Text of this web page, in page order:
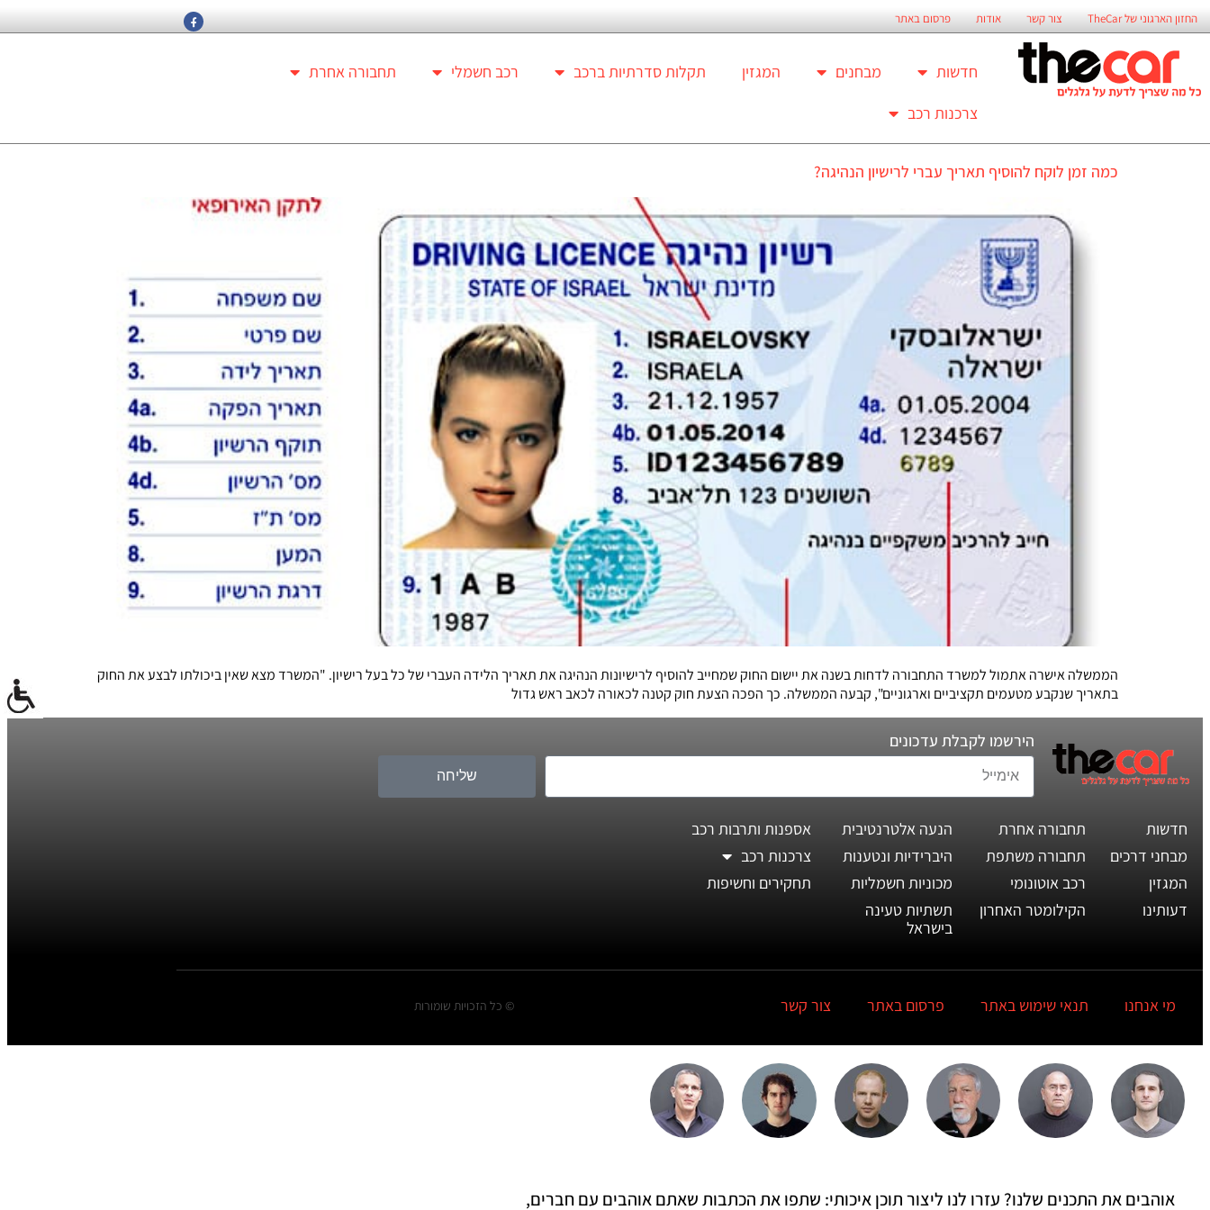
החזון הארגוני של TheCar צור קשר אודות פרסום באתר
חדשות מבחנים המגזין תקלות סדרתיות ברכב רכב חשמלי
תחבורה אחרת
צרכנות רכב
כמה זמן לוקח להוסיף תאריך עברי לרישיון הנהיגה?
הממשלה אישרה אתמול למשרד התחבורה לדחות בשנה את יישום החוק שמחייב להוסיף לרישיונות הנהיגה את תאריך הלידה העברי של כל בעל רישיון. "המשרד מצא שאין ביכולתו לבצע את החוק
בתאריך שנקבע מטעמים תקציביים וארגוניים", קבעה הממשלה. כך הפכה הצעת חוק קטנה לכאורה לכאב ראש גדול
הירשמו לקבלת עדכונים
שליחה
חדשות
מבחני דרכים
המגזין
דעותינו
תחבורה אחרת
תחבורה משתפת
רכב אוטונומי
הקילומטר האחרון
הנעה אלטרנטיבית
היברידיות ונטענות
מכוניות חשמליות
תשתיות טעינה
בישראל
אספנות ותרבות רכב
צרכנות רכב
תחקירים וחשיפות
מי אנחנו תנאי שימוש באתר פרסום באתר צור קשר © כל הזכויות שומורות
אוהבים את התכנים שלנו? עזרו לנו ליצור תוכן איכותי: שתפו את הכתבות שאתם אוהבים עם חברים,